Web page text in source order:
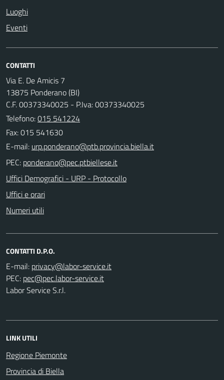
Luoghi
Eventi
CONTATTI
Via E. De Amicis 7
13875 Ponderano (BI)
C.F. 00373340025 - P.Iva: 00373340025
Telefono:015 541224
Fax: 015 541630
E-mail:
PEC:
Uffici Demografici - URP - Protocollo
Uffici e orari
Numeri utili
CONTATTI D.P.O.
E-mail:
PEC:
Labor Service S.r.l.
LINK UTILI
Regione Piemonte
Provincia di Biella